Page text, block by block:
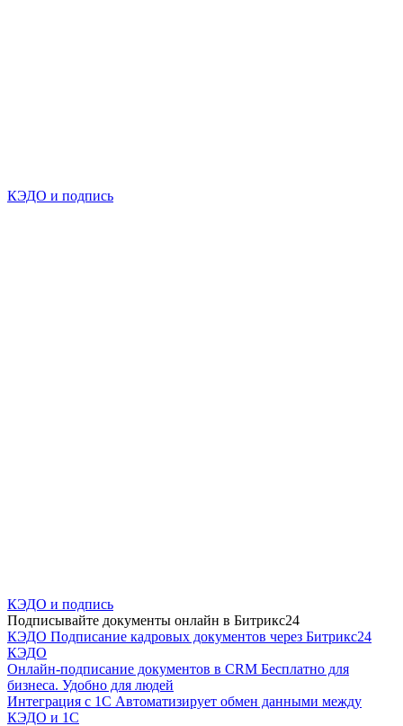
КЭДО и подпись
КЭДО и подпись
Подписывайте документы онлайн в Битрикс24
КЭДО Подписание кадровых документов через Битрикс24
КЭДО
Онлайн-подписание документов в CRM Бесплатно для
бизнеса. Удобно для людей
Интеграция с 1С Автоматизирует обмен данными между
КЭДО и 1С